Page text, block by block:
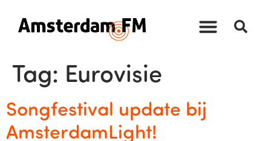
Tag: Eurovisie
Songfestival update bij
AmsterdamLight!